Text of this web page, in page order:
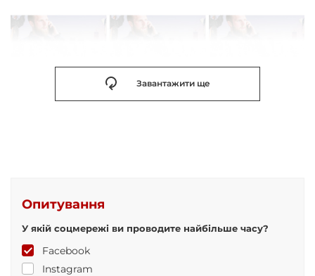
Завантажити ще
Опитування
У якій соцмережі ви проводите найбільше часу?
Facebook
Instagram